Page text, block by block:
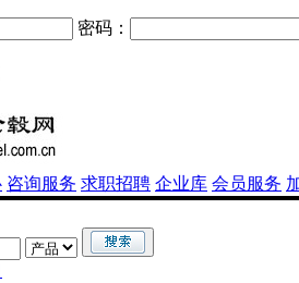
密码：
咨询服务 求职招聘 企业库 会员服务